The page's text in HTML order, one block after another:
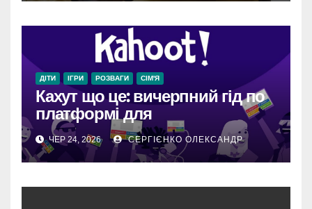
ДІТИ ІГРИ РОЗВАГИ СІМ'Я
Кахут що це: вичерпний гід по
платформі для
гейміфікованого навчання та
взаємодії
ЧЕР 24, 2026 СЕРГІЄНКО ОЛЕКСАНДР